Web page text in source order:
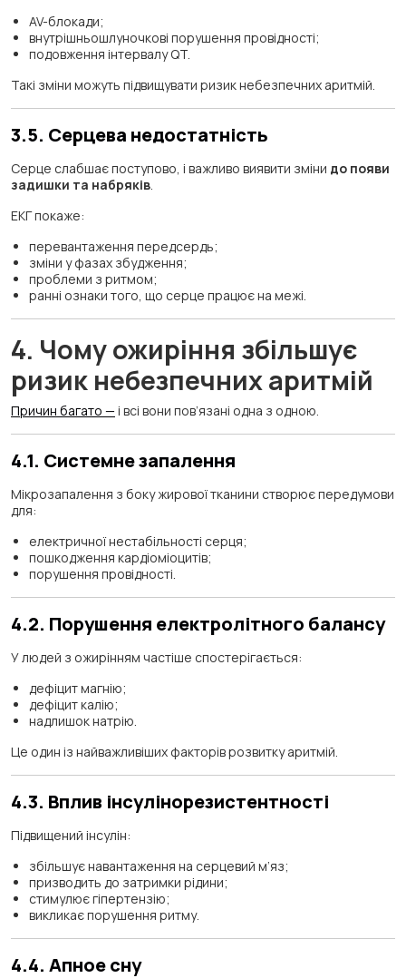
AV-блокади;
внутрішньошлуночкові порушення провідності;
подовження інтервалу QT.
Такі зміни можуть підвищувати ризик небезпечних аритмій.
3.5. Серцева недостатність
Серце слабшає поступово, і важливо виявити зміни до появи
задишки та набряків
ЕКГ покаже:
перевантаження передсердь;
зміни у фазах збудження;
проблеми з ритмом;
ранні ознаки того, що серце працює на межі.
4. Чому ожиріння збільшує
ризик небезпечних аритмій
Причин багато — і всі вони пов’язані одна з одною.
4.1. Системне запалення
Мікрозапалення з боку жирової тканини створює передумови
для:
електричної нестабільності серця;
пошкодження кардіоміоцитів;
порушення провідності.
4.2. Порушення електролітного балансу
У людей з ожирінням частіше спостерігається:
дефіцит магнію;
дефіцит калію;
надлишок натрію.
Це один із найважливіших факторів розвитку аритмій.
4.3. Вплив інсулінорезистентності
Підвищений інсулін:
збільшує навантаження на серцевий м’яз;
призводить до затримки рідини;
стимулює гіпертензію;
викликає порушення ритму.
4.4. Апное сну